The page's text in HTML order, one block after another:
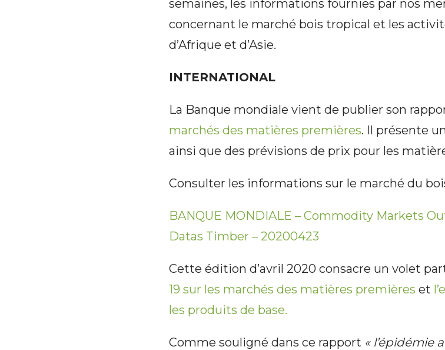
semaines, les informations fournies par nos
concernant le marché bois tropical et les
d’Afrique et d’Asie.
INTERNATIONAL
La Banque mondiale vient de publier son
marchés des matières premières. Il présente
ainsi que des prévisions de prix pour les
Consulter les informations sur le marché du
BANQUE MONDIALE – Commodity Markets
Datas Timber – 20200423
Cette édition d’avril 2020 consacre un volet
19 sur les marchés des matières premières et
les produits de base.
Comme souligné dans ce rapport « l’épidémie